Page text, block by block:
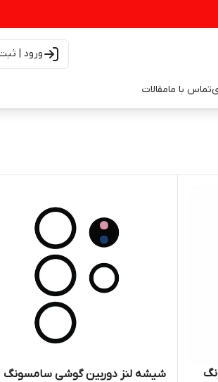
ورود |
تماس با مامقالات
شیشه لنز دوربین گوشی سامسونگ